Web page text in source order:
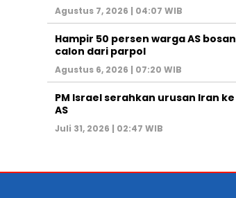
Agustus 7, 2026 | 04:07 WIB
Hampir 50 persen warga AS bosan
calon dari parpol
Agustus 6, 2026 | 07:20 WIB
PM Israel serahkan urusan Iran ke
AS
Juli 31, 2026 | 02:47 WIB